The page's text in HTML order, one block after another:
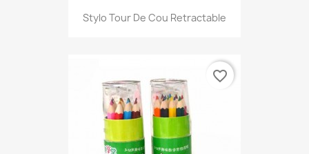
Stylo Tour De Cou Retractable
favorite_border